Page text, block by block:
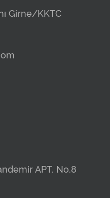
Girne/KKTC
APT. No.8